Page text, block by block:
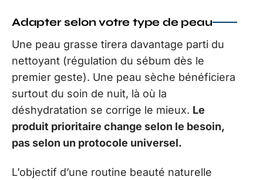
Adapter selon votre type de peau
Une peau grasse tirera davantage parti du
nettoyant (régulation du sébum dès le
premier geste). Une peau sèche bénéficiera
surtout du soin de nuit, là où la
déshydratation se corrige le mieux. Le
produit prioritaire change selon le besoin,
pas selon un protocole universel.
L’objectif d’une routine beauté naturelle